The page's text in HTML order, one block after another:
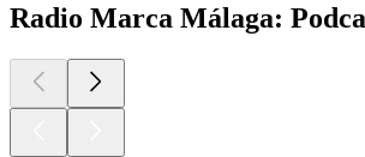
Radio Marca Málaga: